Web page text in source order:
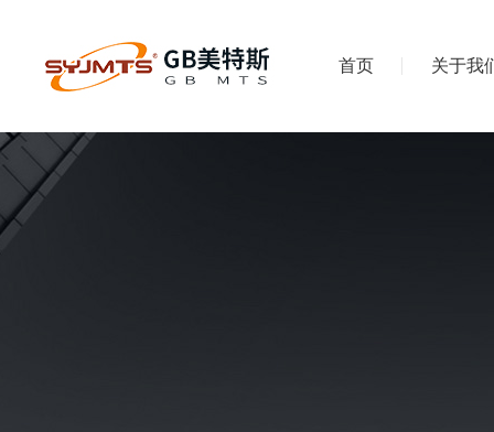
首页 关于我